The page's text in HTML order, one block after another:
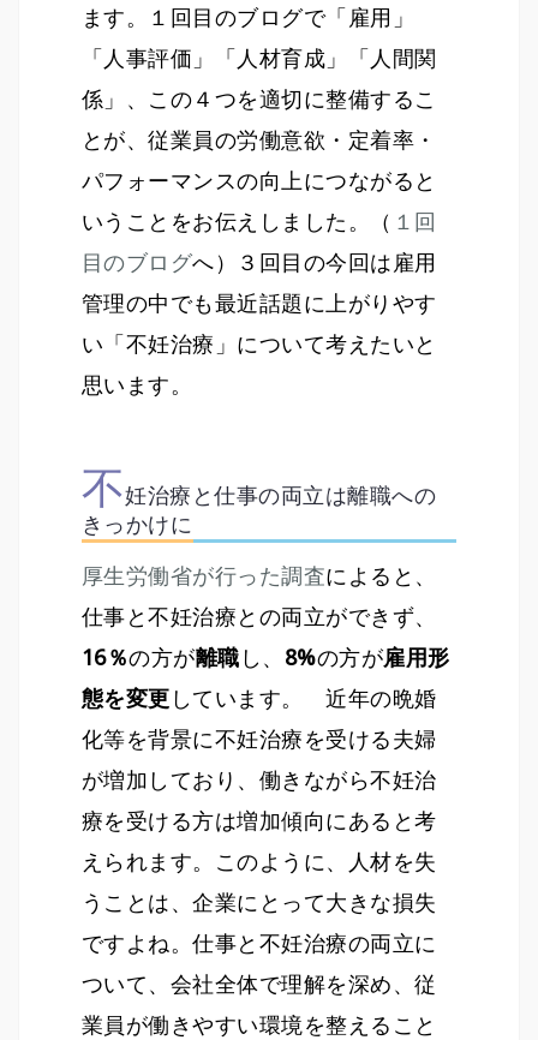
ます。１回目のブログで「雇用」
「人事評価」「人材育成」「人間関
係」、この４つを適切に整備するこ
とが、従業員の労働意欲・定着率・
パフォーマンスの向上につながると
いうことをお伝えしました。（ １回
目のブログへ）３回目の今回は雇用
管理の中でも最近話題に上がりやす
い「不妊治療」について考えたいと
思います。
不妊治療と仕事の両立は離職への
きっかけに
厚生労働省が行った調査によると、
仕事と不妊治療との両立ができず、
16％の方が離職 し、 8%の方が雇用形
態を変更 しています。 近年の晩婚
化等を背景に不妊治療を受ける夫婦
が増加しており、働きながら不妊治
療を受ける方は増加傾向にあると考
えられます。このように、人材を失
うことは、企業にとって大きな損失
ですよね。仕事と不妊治療の両立に
ついて、会社全体で理解を深め、従
業員が働きやすい環境を整えること